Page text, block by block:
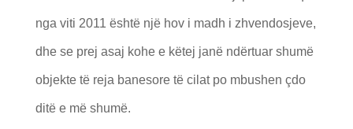
nga viti 2011 është një hov i madh i zhvendosjeve,
dhe se prej asaj kohe e këtej janë ndërtuar shumë
objekte të reja banesore të cilat po mbushen çdo
ditë e më shumë.